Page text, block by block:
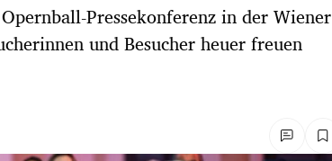
Pressekonferenz in der Wiener
und Besucher heuer freuen